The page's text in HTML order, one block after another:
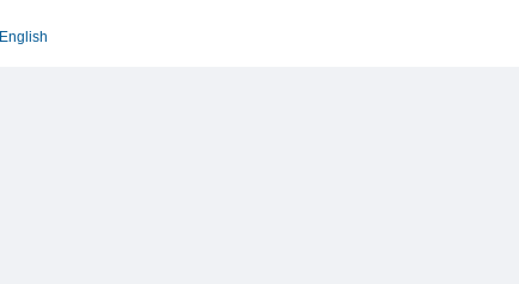
English